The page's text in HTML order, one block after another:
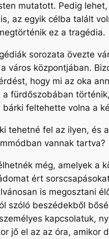
mutatott. Pedig
az egyik célba talált
ez a tragédia.
sorozata övezte
város központjában.
hogy mi az oka
fürdőszobában
feltehette volna a
tehetné fel az ilyen, és
vannak tartva?
még, amelyek a
ért
is megosztani
szóló beszédekből
kapcsolatuk,
jő el az az óra,